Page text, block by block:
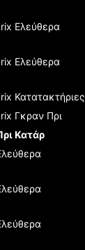
Ελεύθερα
Ελεύθερα
Κατατακτήριες
Γκραν Πρι
Κατάρ